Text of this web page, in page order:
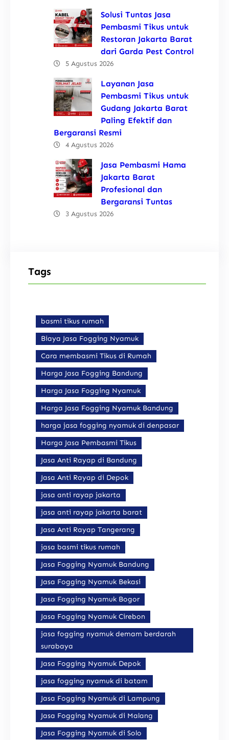
Solusi Tuntas Jasa
Pembasmi Tikus untuk
Restoran Jakarta Barat
dari Garda Pest Control
5 Agustus 2026
Layanan Jasa
Pembasmi Tikus untuk
Gudang Jakarta Barat
Paling Efektif dan
Bergaransi Resmi
4 Agustus 2026
Jasa Pembasmi Hama
Jakarta Barat
Profesional dan
Bergaransi Tuntas
3 Agustus 2026
Tags
basmi tikus rumah
Biaya Jasa Fogging Nyamuk
Cara membasmi Tikus di Rumah
Harga Jasa Fogging Bandung
Harga Jasa Fogging Nyamuk
Harga Jasa Fogging Nyamuk Bandung
harga jasa fogging nyamuk di denpasar
Harga Jasa Pembasmi Tikus
Jasa Anti Rayap di Bandung
Jasa Anti Rayap di Depok
jasa anti rayap jakarta
jasa anti rayap jakarta barat
Jasa Anti Rayap Tangerang
jasa basmi tikus rumah
Jasa Fogging Nyamuk Bandung
Jasa Fogging Nyamuk Bekasi
Jasa Fogging Nyamuk Bogor
Jasa Fogging Nyamuk Cirebon
jasa fogging nyamuk demam berdarah
surabaya
Jasa Fogging Nyamuk Depok
jasa fogging nyamuk di batam
Jasa Fogging Nyamuk di Lampung
Jasa Fogging Nyamuk di Malang
Jasa Fogging Nyamuk di Solo